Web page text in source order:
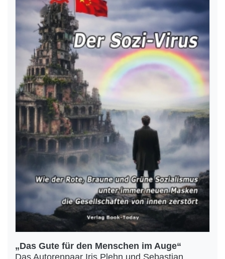
„Das Gute für den Menschen im Auge“
Das Autorenpaar Iris Plehn und Sebastian